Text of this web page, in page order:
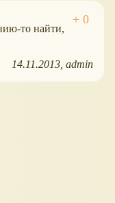
то найти,
14.11.2013 admin